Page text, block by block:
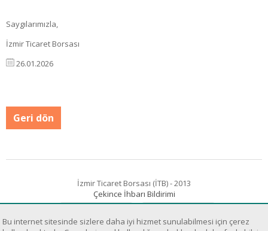
Saygılarımızla,
İzmir Ticaret Borsası
26.01.2026
Geri dön
İzmir Ticaret Borsası (İTB) - 2013
Çekince İhbarı Bildirimi
Bu internet sitesinde sizlere daha iyi hizmet sunulabilmesi için çerez